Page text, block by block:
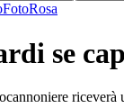
FotoRosa
se
riceverà